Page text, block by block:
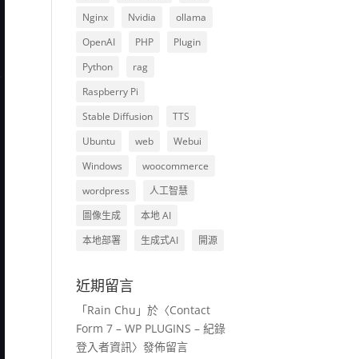
Nginx
Nvidia
ollama
OpenAI
PHP
Plugin
Python
rag
Raspberry Pi
Stable Diffusion
TTS
Ubuntu
web
Webui
Windows
woocommerce
wordpress
人工智慧
圖像生成
本地 AI
本地部署
生成式AI 開源
近期留言
「Rain Chu 」於〈Contact
Form 7 – WP PLUGINS – 紀錄
登入者資訊〉發佈留言